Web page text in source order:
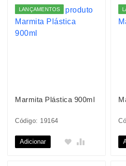
LANÇAMENTOS
Marmita Plástica 900ml
Código: 19164
Adicionar